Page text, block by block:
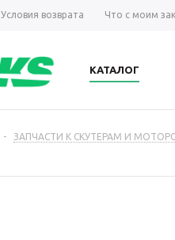
Условия возврата Что с моим
КАТАЛОГ
- ЗАПЧАСТИ К СКУТЕРАМ И